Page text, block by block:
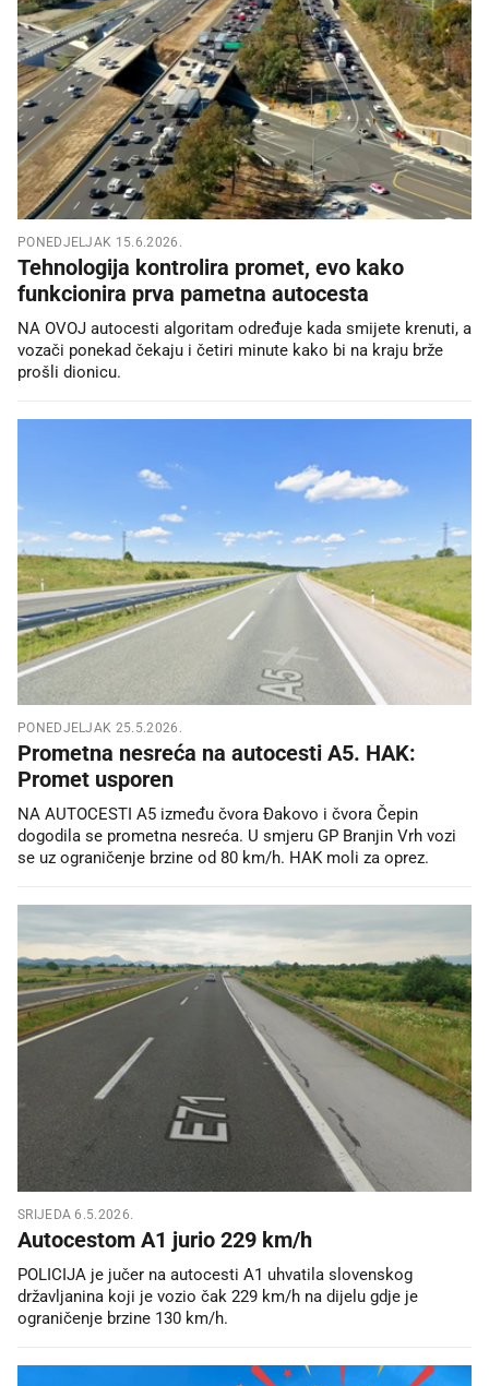
PONEDJELJAK 15.6.2026.
Tehnologija kontrolira promet, evo kako
funkcionira prva pametna autocesta
NA OVOJ autocesti algoritam određuje kada smijete krenuti, a
vozači ponekad čekaju i četiri minute kako bi na kraju brže
prošli dionicu.
PONEDJELJAK 25.5.2026.
Prometna nesreća na autocesti A5. HAK:
Promet usporen
NA AUTOCESTI A5 između čvora Đakovo i čvora Čepin
dogodila se prometna nesreća. U smjeru GP Branjin Vrh vozi
se uz ograničenje brzine od 80 km/h. HAK moli za oprez.
SRIJEDA 6.5.2026.
Autocestom A1 jurio 229 km/h
POLICIJA je jučer na autocesti A1 uhvatila slovenskog
državljanina koji je vozio čak 229 km/h na dijelu gdje je
ograničenje brzine 130 km/h.